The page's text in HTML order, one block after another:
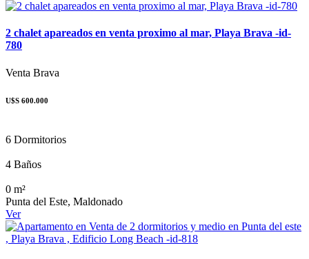
2 chalet apareados en venta proximo al mar, Playa Brava -id-
780
Venta Brava
U$S 600.000
6 Dormitorios
4 Baños
0 m²
Punta del Este, Maldonado
Ver